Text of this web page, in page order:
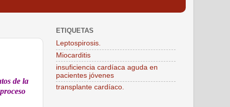
de la
ETIQUETAS
Leptospirosis.
Miocarditis
insuficiencia cardíaca aguda en
pacientes jóvenes
transplante cardíaco.